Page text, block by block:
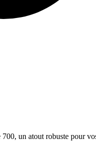
un atout robuste pour